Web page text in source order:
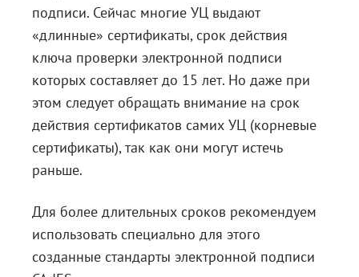
подписи. Сейчас многие УЦ выдают
«длинные» сертификаты, срок действия
ключа проверки электронной подписи
которых составляет до 15 лет. Но даже при
этом следует обращать внимание на срок
действия сертификатов самих УЦ (корневые
сертификаты), так как они могут истечь
раньше.
Для более длительных сроков рекомендуем
использовать специально для этого
созданные стандарты электронной подписи